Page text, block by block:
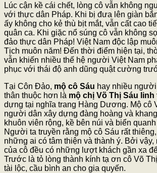
Lúc cận kề cái chết, lòng cô vẫn không
với thực dân Pháp. Khi bị đưa lên giàn
ấy không cho kẻ thù bịt mắt, vẫn cất cao
quân ca. Khi giặc nổ súng cô vẫn không
đảo thực dân Pháp! Việt Nam độc lập
Tịch muôn năm! Đến thời điểm hiện tại,
vẫn khiến nhiều thế hệ người Việt Nam
phục với thái độ anh dũng quật cường
Tại Côn Đảo, mộ cô Sáu hay nhiều
thân thuộc hơn là mộ chị Võ Thị Sáu linh
dựng tại nghĩa trang Hàng Dương. Mộ cô
người dân xây dựng đàng hoàng và
khuôn viên rộng, kề bên núi và biển
Người ta truyền rằng mộ cô Sáu rất
những ai có tâm thiện và thành ý. Bởi vậy,
của cô đều có những lượt khách gần xa
Trước là tỏ lòng thành kính tạ ơn cô Võ
tài lộc, cầu bình an cho gia quyến.